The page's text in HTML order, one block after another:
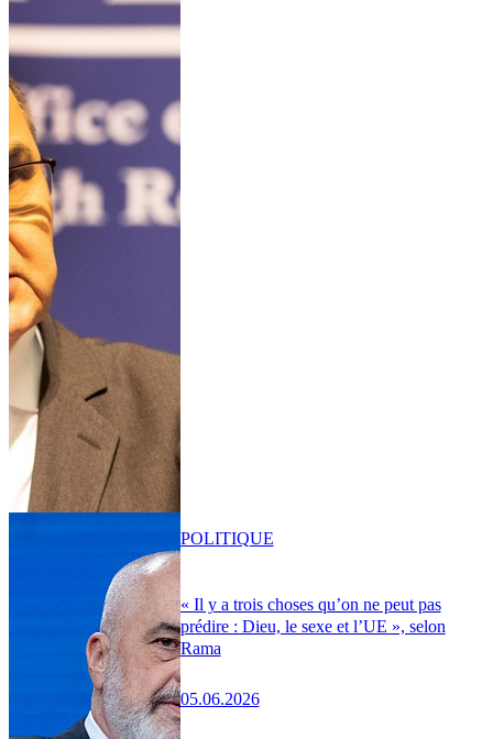
« Il y a trois choses qu’on ne peut pas
prédire : Dieu, le sexe et l’UE », selon
Rama
05.06.2026
POLITIQUE